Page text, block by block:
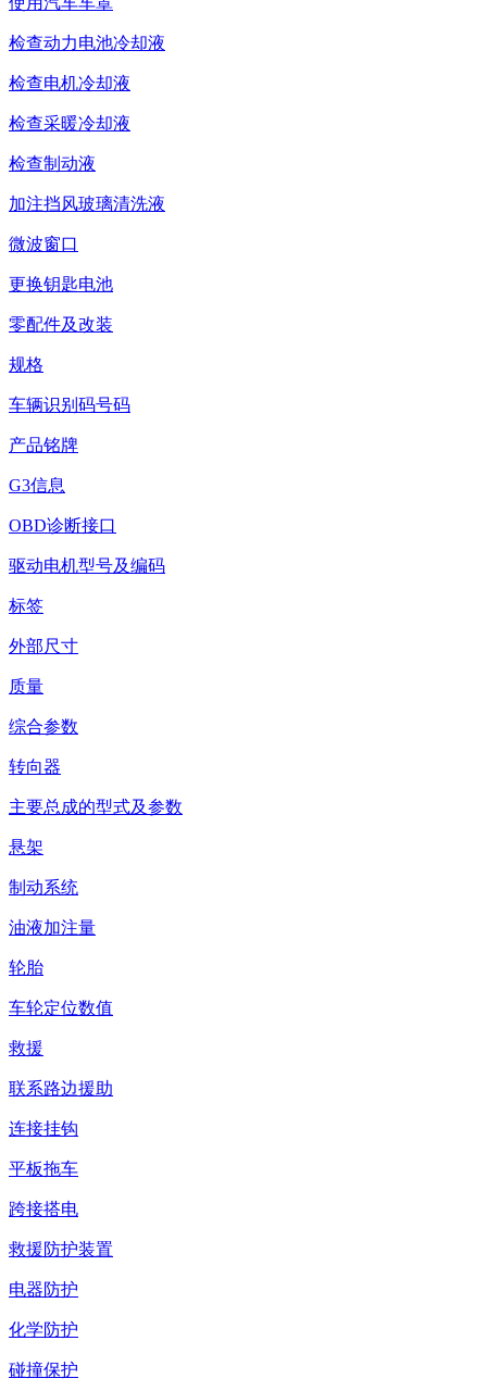
检查动力电池冷却液
检查电机冷却液
检查采暖冷却液
检查制动液
加注挡风玻璃清洗液
微波窗口
更换钥匙电池
零配件及改装
规格
车辆识别码号码
产品铭牌
G3信息
OBD诊断接口
驱动电机型号及编码
标签
外部尺寸
质量
综合参数
转向器
主要总成的型式及参数
悬架
制动系统
油液加注量
轮胎
车轮定位数值
救援
联系路边援助
连接挂钩
平板拖车
跨接搭电
救援防护装置
电器防护
化学防护
碰撞保护